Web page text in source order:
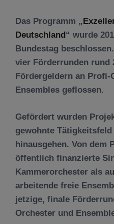
Das Programm „
Deutschland“ wurde
Bundestag
vier Förderrunden rund
Fördergeldern an Profi-
Ensembles geflossen.
Gefördert wurden
gewohnte
hinausgehen. Von dem
öffentlich finanzierte
Kammerorchester als
arbeitende freie
jetzige, finale
Orchester und